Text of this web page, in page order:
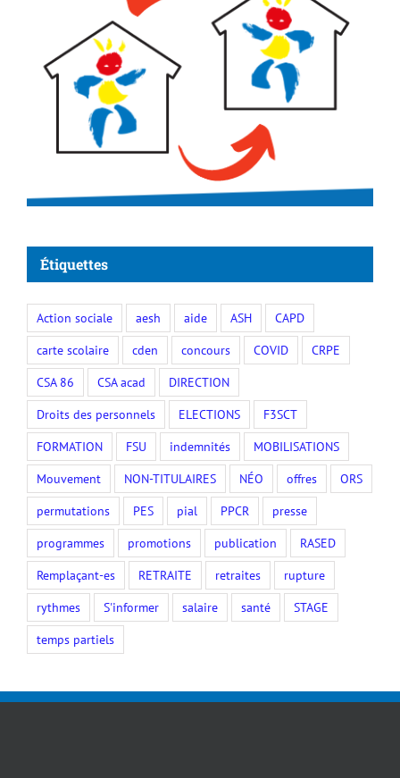
Étiquettes
Action sociale aesh aide ASH
CAPD
carte scolaire
cden concours COVID
CRPE
CSA 86
CSA acad
DIRECTION
Droits des personnels
ELECTIONS
F3SCT
FORMATION
FSU indemnités
MOBILISATIONS
Mouvement
NON-TITULAIRES NÉO offres
ORS
permutations
PES pial PPCR
presse
programmes
promotions publication
RASED
Remplaçant-es
RETRAITE retraites
rupture
rythmes
S'informer salaire santé
STAGE
temps partiels